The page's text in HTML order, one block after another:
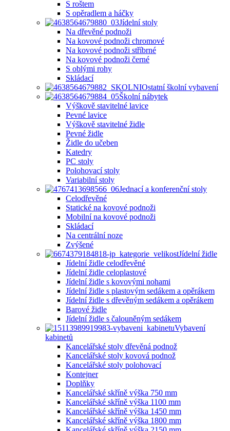
S roštem
S opěradlem a háčky
Jídelní stoly
Na dřevěné podnoži
Na kovové podnoži chromové
Na kovové podnoži stříbrné
Na kovové podnoži černé
S oblými rohy
Skládací
Ostatní školní vybavení
Školní nábytek
Výškově stavitelné lavice
Pevné lavice
Výškově stavitelné židle
Pevné židle
Židle do učeben
Katedry
PC stoly
Polohovací stoly
Variabilní stoly
Jednací a konferenční stoly
Celodřevěné
Statické na kovové podnoži
Mobilní na kovové podnoži
Skládací
Na centrální noze
Zvýšené
Jídelní židle
Jídelní židle celodřevěné
Jídelní židle celoplastové
Jídelní židle s kovovými nohami
Jídelní židle s plastovým sedákem a opěrákem
Jídelní židle s dřevěným sedákem a opěrákem
Barové židle
Jídelní židle s čalouněným sedákem
Vybavení
kabinetů
Kancelářské stoly dřevěná podnož
Kancelářské stoly kovová podnož
Kancelářské stoly polohovací
Kontejner
Doplňky
Kancelářské skříně výška 750 mm
Kancelářské skříně výška 1100 mm
Kancelářské skříně výška 1450 mm
Kancelářské skříně výška 1800 mm